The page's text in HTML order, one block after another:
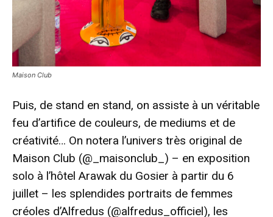
Maison Club
Puis, de stand en stand, on assiste à un véritable
feu d’artifice de couleurs, de mediums et de
créativité… On notera l’univers très original de
Maison Club (@_maisonclub_) – en exposition
solo à l’hôtel Arawak du Gosier à partir du 6
juillet – les splendides portraits de femmes
créoles d’Alfredus (@alfredus_officiel), les